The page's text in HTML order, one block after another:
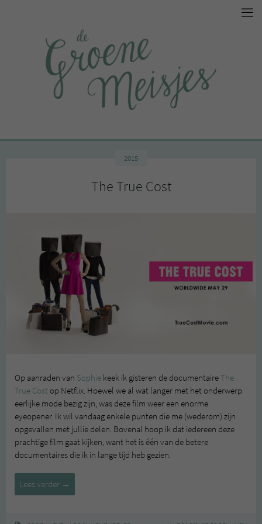
2015
The True Cost
Op aanraden van Sophie keek ik gisteren de documentaireThe
True Cost op Netflix. Hoewel we al wat langer met het onderwerp
eerlijke mode bezig zijn, was deze film weer een enorme
eyeopener. Ik wil vandaag enkele punten die me (wederom) zijn
opgevallen met jullie delen. Bovenal hoop ik dat iedereen deze
prachtige film gaat kijken, want het is één van de betere
documentaires die ik in lange tijd heb gezien.
Lees verder The
True
→